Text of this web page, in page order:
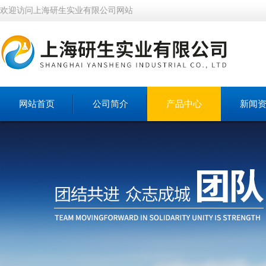
欢迎访问上海研生实业有限公司网站
网站首页 公司简介 产品中心 新闻